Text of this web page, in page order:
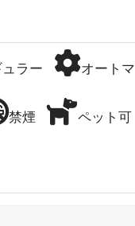
ラー オートマ
禁煙 ペット可